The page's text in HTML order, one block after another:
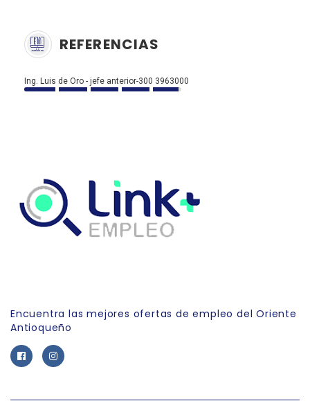
REFERENCIAS
Ing. Luis de Oro - jefe anterior-300 3963000
Encuentra las mejores ofertas de empleo del Oriente
Antioqueño